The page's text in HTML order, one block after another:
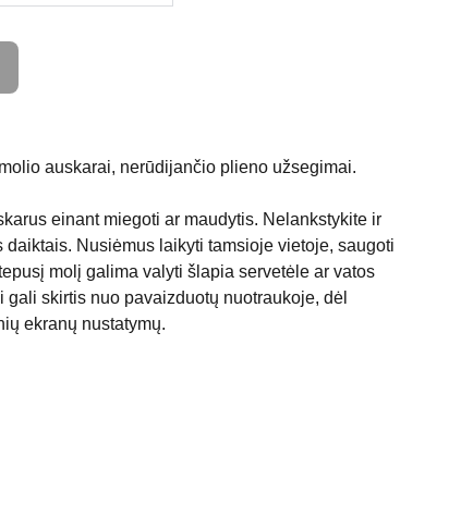
auskarai, nerūdijančio plieno užsegimai.
einant miegoti ar maudytis. Nelankstykite ir
daiktais. Nusiėmus laikyti tamsioje vietoje, saugoti
molį galima valyti šlapia servetėle ar vatos
skirtis nuo pavaizduotų nuotraukoje, dėl
ekranų nustatymų.